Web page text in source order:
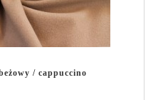
/ cappuccino